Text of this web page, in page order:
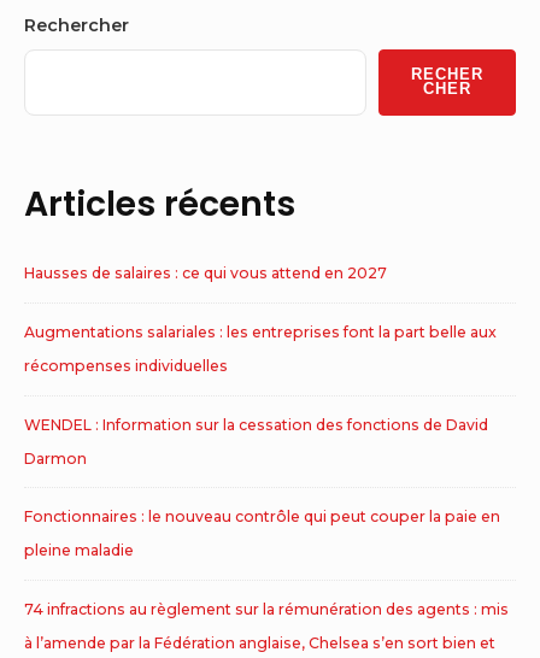
Sidebar
Widget
Area
Rechercher
RECHER
CHER
Articles récents
Hausses de salaires : ce qui vous attend en 2027
Augmentations salariales : les entreprises font la part belle aux
récompenses individuelles
WENDEL : Information sur la cessation des fonctions de David
Darmon
Fonctionnaires : le nouveau contrôle qui peut couper la paie en
pleine maladie
74 infractions au règlement sur la rémunération des agents : mis
à l’amende par la Fédération anglaise, Chelsea s’en sort bien et